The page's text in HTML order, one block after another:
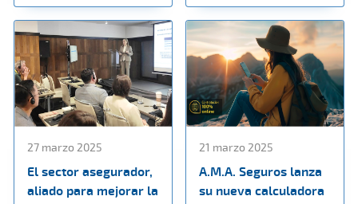
27 marzo 2025
El sector asegurador,
aliado para mejorar la
21 marzo 2025
A.M.A. Seguros lanza
su nueva calculadora